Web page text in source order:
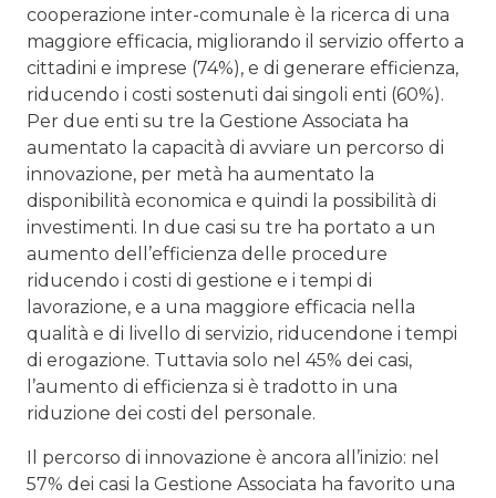
cooperazione inter-comunale è la ricerca di una
maggiore efficacia, migliorando il servizio offerto a
cittadini e imprese (74%), e di generare efficienza,
riducendo i costi sostenuti dai singoli enti (60%).
Per due enti su tre la Gestione Associata ha
aumentato la capacità di avviare un percorso di
innovazione, per metà ha aumentato la
disponibilità economica e quindi la possibilità di
investimenti. In due casi su tre ha portato a un
aumento dell’efficienza delle procedure
riducendo i costi di gestione e i tempi di
lavorazione, e a una maggiore efficacia nella
qualità e di livello di servizio, riducendone i tempi
di erogazione. Tuttavia solo nel 45% dei casi,
l’aumento di efficienza si è tradotto in una
riduzione dei costi del personale.
Il percorso di innovazione è ancora all’inizio: nel
57% dei casi la Gestione Associata ha favorito una